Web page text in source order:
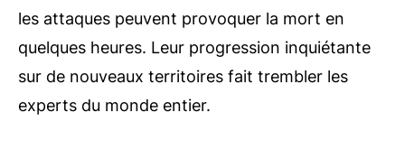
les attaques peuvent provoquer la mort en
quelques heures. Leur progression inquiétante
sur de nouveaux territoires fait trembler les
experts du monde entier.